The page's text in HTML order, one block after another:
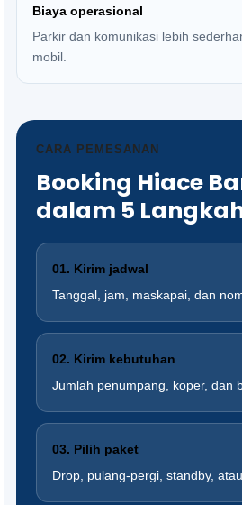
Biaya operasional
Parkir dan komunikasi lebih
mobil.
CARA PEMESANAN
Booking Hiace
dalam 5
01. Kirim jadwal
Tanggal, jam, maskapai, dan
02. Kirim kebutuhan
Jumlah penumpang, koper, dan
03. Pilih paket
Drop, pulang-pergi, standby,